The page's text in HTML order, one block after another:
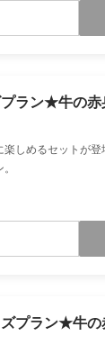
ラン★牛の赤
しめるセットが
プラン★牛の